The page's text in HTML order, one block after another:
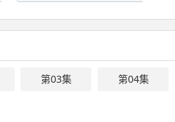
第03集 第04集